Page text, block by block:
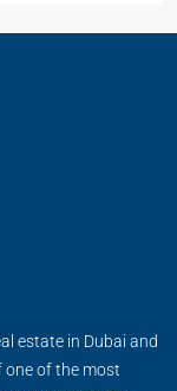
estate in Dubai and
one of the most